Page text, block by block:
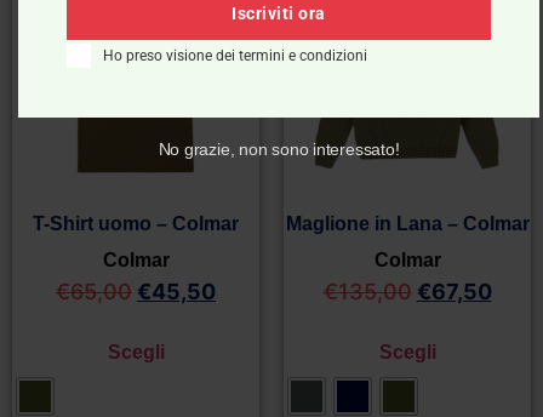
T-Shirt uomo – Colmar
Colmar
€65,00 €45,50
Scegli
Maglione in Lana – Colmar
Colmar
€135,00 €67,50
Scegli
Iscriviti ora
Ho preso visione dei termini e condizioni
No grazie, non sono interessato!